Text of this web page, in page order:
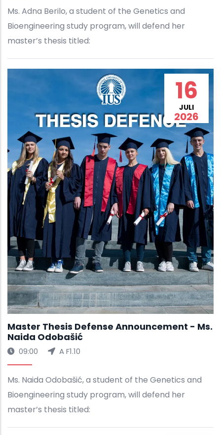
Ms. Adna Berilo, a student of the Genetics and
Bioengineering study program, will defend her
master’s thesis titled:
16
JULI
2026
Master Thesis Defense Announcement - Ms.
Naida Odobašić
09:00 A F1.10
Ms. Naida Odobašić, a student of the Genetics and
Bioengineering study program, will defend her
master’s thesis titled: